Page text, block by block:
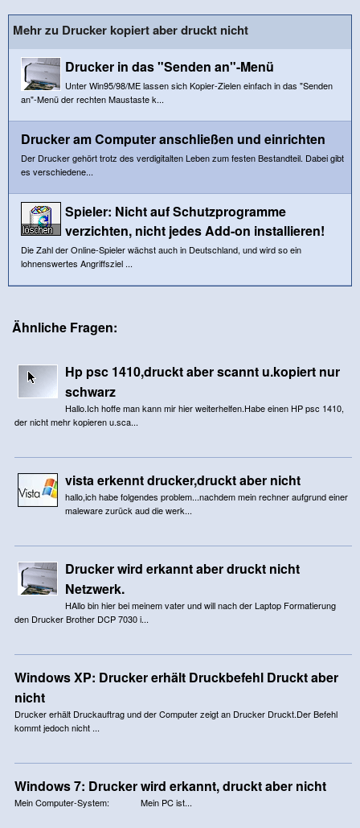
Mehr zu Drucker kopiert aber druckt nicht
Drucker in das "Senden an"-Menü
Unter Win95/98/ME lassen sich Kopier-Zielen einfach in das "Senden
an"-Menü der rechten Maustaste k...
Drucker am Computer anschließen und einrichten
Der Drucker gehört trotz des verdigitalten Leben zum festen Bestandteil. Dabei gibt
es verschiedene...
Spieler: Nicht auf Schutzprogramme
verzichten, nicht jedes Add-on installieren!
Die Zahl der Online-Spieler wächst auch in Deutschland, und wird so ein
lohnenswertes Angriffsziel ...
Ähnliche Fragen:
Hp psc 1410,druckt aber scannt u.kopiert nur
schwarz
Hallo.Ich hoffe man kann mir hier weiterhelfen.Habe einen HP psc 1410,
der nicht mehr kopieren u.sca...
vista erkennt drucker,druckt aber nicht
hallo,ich habe folgendes problem...nachdem mein rechner aufgrund einer
maleware zurück aud die werk...
Drucker wird erkannt aber druckt nicht
Netzwerk.
HAllo bin hier bei meinem vater und will nach der Laptop Formatierung
den Drucker Brother DCP 7030 i...
Windows XP: Drucker erhält Druckbefehl Druckt aber
nicht
Drucker erhält Druckauftrag und der Computer zeigt an Drucker Druckt.Der Befehl
kommt jedoch nicht ...
Windows 7: Drucker wird erkannt, druckt aber nicht
Mein Computer-System: Mein PC ist...